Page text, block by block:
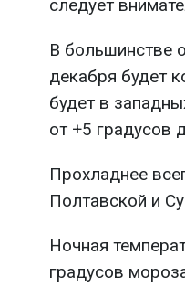
следует
В большинстве
декабря будет
будет в
от +5 градусов
Прохладнее
Полтавской и
Ночная
градусов